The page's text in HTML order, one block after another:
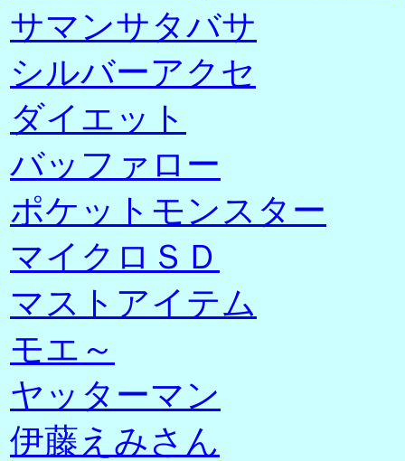
サマンサタバサ
シルバーアクセ
ダイエット
バッファロー
ポケットモンスター
マイクロＳＤ
マストアイテム
モエ～
ヤッターマン
伊藤えみさん